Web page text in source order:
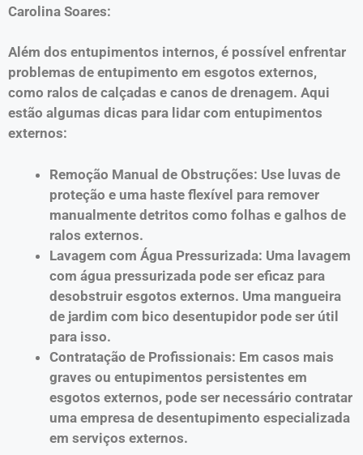
Carolina Soares:
Além dos entupimentos internos, é possível enfrentar
problemas de entupimento em esgotos externos,
como ralos de calçadas e canos de drenagem. Aqui
estão algumas dicas para lidar com entupimentos
externos:
Remoção Manual de Obstruções: Use luvas de
proteção e uma haste flexível para remover
manualmente detritos como folhas e galhos de
ralos externos.
Lavagem com Água Pressurizada: Uma lavagem
com água pressurizada pode ser eficaz para
desobstruir esgotos externos. Uma mangueira
de jardim com bico desentupidor pode ser útil
para isso.
Contratação de Profissionais: Em casos mais
graves ou entupimentos persistentes em
esgotos externos, pode ser necessário contratar
uma empresa de desentupimento especializada
em serviços externos.